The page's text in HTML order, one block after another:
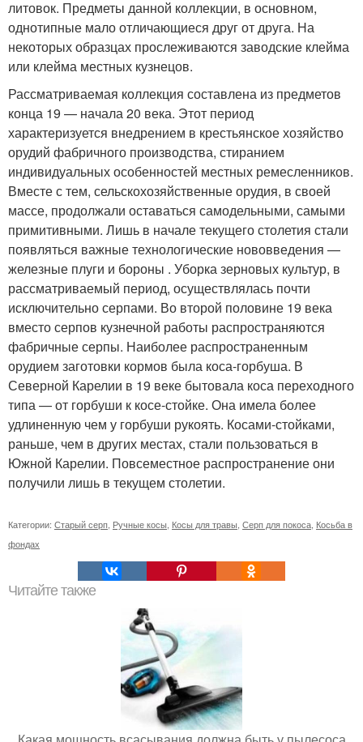
литовок. Предметы данной коллекции, в основном,
однотипные мало отличающиеся друг от друга. На
некоторых образцах прослеживаются заводские клейма
или клейма местных кузнецов.
Рассматриваемая коллекция составлена из предметов
конца 19 — начала 20 века. Этот период
характеризуется внедрением в крестьянское хозяйство
орудий фабричного производства, стиранием
индивидуальных особенностей местных ремесленников.
Вместе с тем, сельскохозяйственные орудия, в своей
массе, продолжали оставаться самодельными, самыми
примитивными. Лишь в начале текущего столетия стали
появляться важные технологические нововведения —
железные плуги и бороны . Уборка зерновых культур, в
рассматриваемый период, осуществлялась почти
исключительно серпами. Во второй половине 19 века
вместо серпов кузнечной работы распространяются
фабричные серпы. Наиболее распространенным
орудием заготовки кормов была коса-горбуша. В
Северной Карелии в 19 веке бытовала коса переходного
типа — от горбуши к косе-стойке. Она имела более
удлиненную чем у горбуши рукоять. Косами-стойками,
раньше, чем в других местах, стали пользоваться в
Южной Карелии. Повсеместное распространение они
получили лишь в текущем столетии.
Категории: Старый серп Ручные косы Косы для травы Серп для покоса Косьба в
фондах
Читайте также